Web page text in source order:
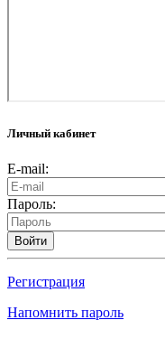
Личный кабинет
E-mail:
Пароль:
Войти
Регистрация
Напомнить пароль